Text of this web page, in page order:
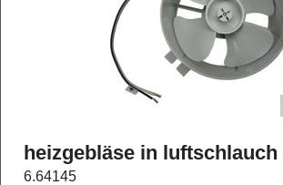
heizgebläse in luftschlauch
6.64145